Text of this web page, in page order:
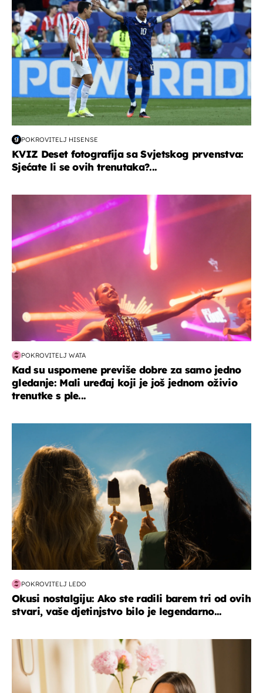
POKROVITELJ HISENSE
KVIZ Deset fotografija sa Svjetskog prvenstva:
Sjećate li se ovih trenutaka?...
POKROVITELJ WATA
Kad su uspomene previše dobre za samo jedno
gledanje: Mali uređaj koji je još jednom oživio
trenutke s ple...
POKROVITELJ LEDO
Okusi nostalgiju: Ako ste radili barem tri od ovih
stvari, vaše djetinjstvo bilo je legendarno...
moda & ljepota